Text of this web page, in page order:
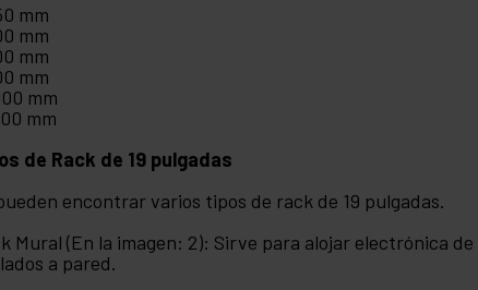
mm
mm
mm
mm
mm
mm
de Rack de 19 pulgadas
encontrar varios tipos de rack de 19 pulgadas.
Mural (En la imagen: 2): Sirve para alojar electrónica
a pared.